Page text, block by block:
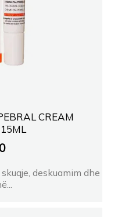
CREAM
deskuamim dhe